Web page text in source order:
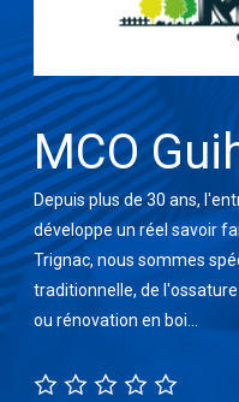
MCO
Depuis plus de 30 ans,
développe un réel savoir
Trignac, nous sommes
traditionnelle, de
ou rénovation en boi...